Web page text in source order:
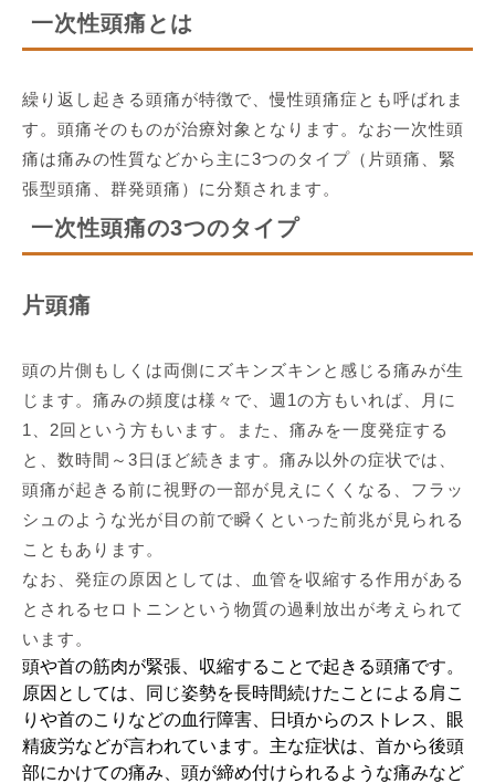
一次性頭痛とは
繰り返し起きる頭痛が特徴で、慢性頭痛症とも呼ばれま
す。頭痛そのものが治療対象となります。なお一次性頭
痛は痛みの性質などから主に3つのタイプ（片頭痛、緊
張型頭痛、群発頭痛）に分類されます。
一次性頭痛の3つのタイプ
片頭痛
頭の片側もしくは両側にズキンズキンと感じる痛みが生
じます。痛みの頻度は様々で、週1の方もいれば、月に
1、2回という方もいます。また、痛みを一度発症する
と、数時間～3日ほど続きます。痛み以外の症状では、
頭痛が起きる前に視野の一部が見えにくくなる、フラッ
シュのような光が目の前で瞬くといった前兆が見られる
こともあります。
なお、発症の原因としては、血管を収縮する作用がある
とされるセロトニンという物質の過剰放出が考えられて
います。
頭や首の筋肉が緊張、収縮することで起きる頭痛です。
原因としては、同じ姿勢を長時間続けたことによる肩こ
りや首のこりなどの血行障害、日頃からのストレス、眼
精疲労などが言われています。主な症状は、首から後頭
部にかけての痛み、頭が締め付けられるような痛みなど